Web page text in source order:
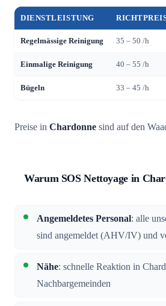
DIENSTLEISTUNG
Regelmässige Reinigung 35 – 50 /h
Einmalige Reinigung 40 – 55 /h
Bügeln 33 – 45 /h
Preise in Chardonne sind auf den
Warum SOS Nettoyage in
Angemeldetes Personal: alle
sind angemeldet (AHV/IV) und
Nähe: schnelle Reaktion in
Nachbargemeinden